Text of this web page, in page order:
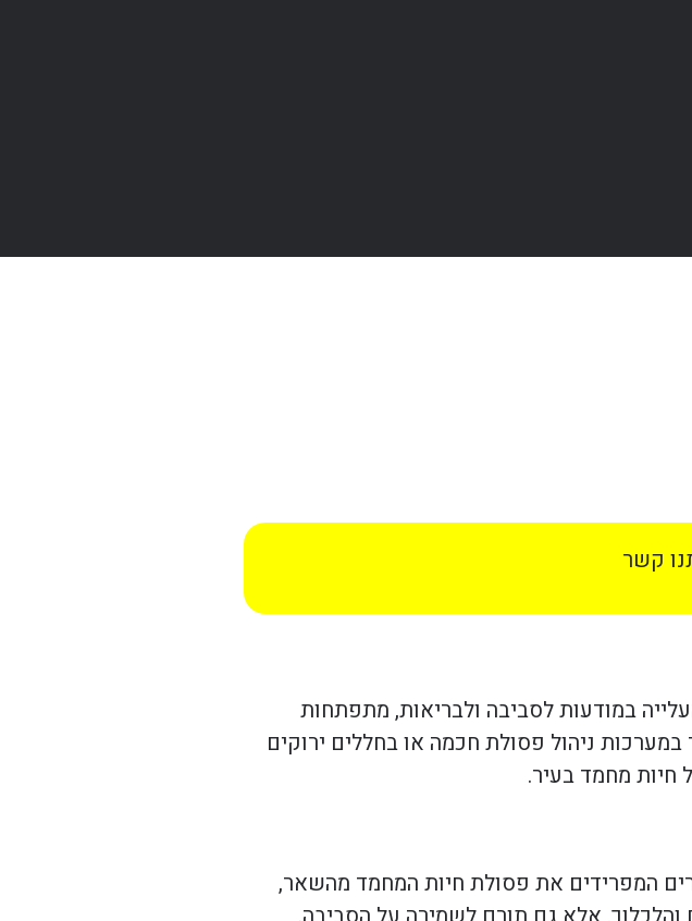
קשר
במודעות לסביבה ולבריאות, מתפתחות
ניהול פסולת חכמה או בחללים ירוקים
חיות מחמד בעיר.
המפרידים את פסולת חיות המחמד מהשאר,